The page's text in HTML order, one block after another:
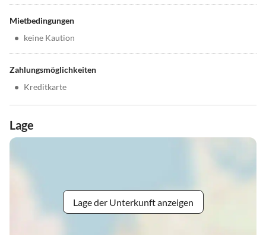
Mietbedingungen
• keine Kaution
Zahlungsmöglichkeiten
• Kreditkarte
Lage
Lage der Unterkunft anzeigen